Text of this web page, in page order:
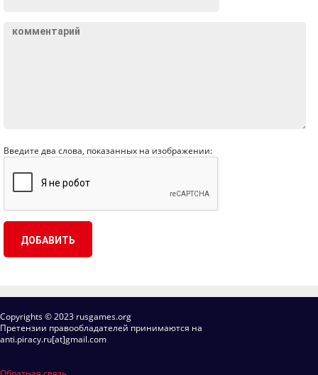
Введите два слова, показанных на изображении:
Copyrights © 2023 rusgames.org
Претензии правообладателей принимаются на
anti.piracy.ru[at]gmail.com